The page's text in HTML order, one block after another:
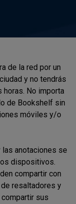
de la red por un
y no tendrás
horas. No importa
de Bookshelf sin
móviles y/o
las anotaciones se
dispositivos.
compartir con
resaltadores y
sus